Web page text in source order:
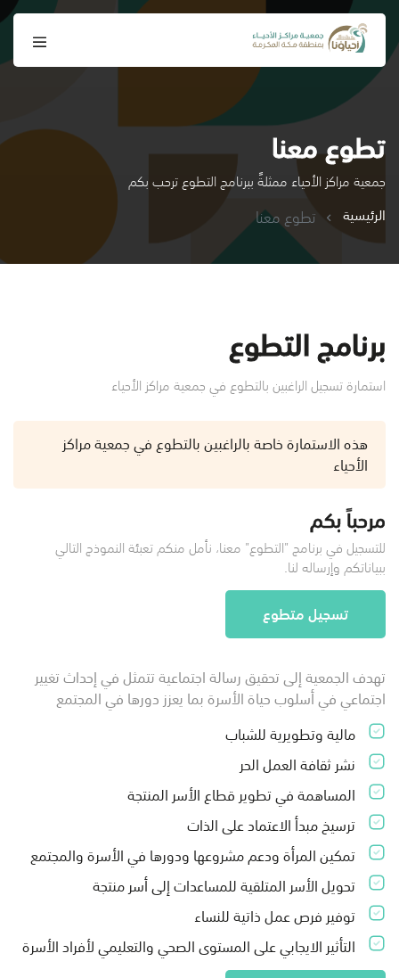
تطوع معنا
جمعية مراكز الأحياء ممثلةً ببرنامج التطوع ترحب بكم
الرئيسية
تطوع معنا
برنامج التطوع
استمارة تسجيل الراغبين بالتطوع في جمعية مراكز الأحياء
هذه الاستمارة خاصة بالراغبين بالتطوع في جمعية مراكز
الأحياء
مرحباً بكم
للتسجيل في برنامج "التطوع" معنا، نأمل منكم تعبئة النموذج التالي
ببياناتكم وإرساله لنا.
تسجيل متطوع
تهدف الجمعية إلى تحقيق رسالة اجتماعية تتمثل في إحداث تغيير
اجتماعي في أسلوب حياة الأسرة بما يعزز دورها في المجتمع
مالية وتطويرية للشباب
نشر ثقافة العمل الحر
المساهمة في تطوير قطاع الأسر المنتجة
ترسيخ مبدأ الاعتماد على الذات
تمكين المرأة ودعم مشروعها ودورها في الأسرة والمجتمع
تحويل الأسر المتلقية للمساعدات إلى أسر منتجة
توفير فرص عمل ذاتية للنساء
التأثير الايجابي على المستوى الصحي والتعليمي لأفراد الأسرة